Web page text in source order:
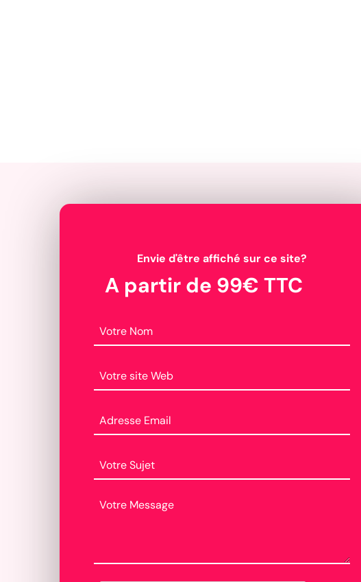
Envie d'être affiché sur ce site?
A partir de 99€ TTC